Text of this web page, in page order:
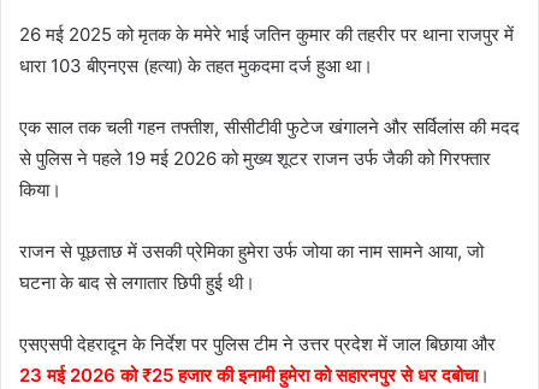
26 मई 2025 को मृतक के ममेरे भाई जतिन कुमार की तहरीर पर थाना राजपुर में
धारा 103 बीएनएस (हत्या) के तहत मुकदमा दर्ज हुआ था।
एक साल तक चली गहन तफ्तीश, सीसीटीवी फुटेज खंगालने और सर्विलांस की मदद
से पुलिस ने पहले 19 मई 2026 को मुख्य शूटर राजन उर्फ जैकी को गिरफ्तार
किया।
राजन से पूछताछ में उसकी प्रेमिका हुमेरा उर्फ जोया का नाम सामने आया, जो
घटना के बाद से लगातार छिपी हुई थी।
एसएसपी देहरादून के निर्देश पर पुलिस टीम ने उत्तर प्रदेश में जाल बिछाया और
23 मई 2026 को ₹25 हजार की इनामी हुमेरा को सहारनपुर से धर दबोचा।